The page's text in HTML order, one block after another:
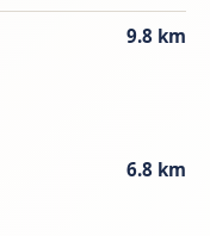
9.8 km
6.8 km